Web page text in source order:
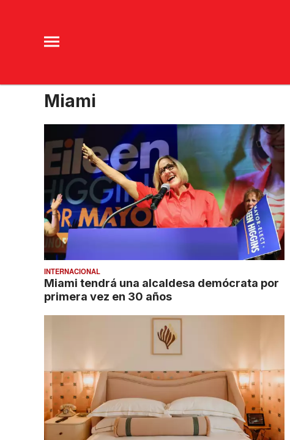
Miami
INTERNACIONAL
Miami tendrá una alcaldesa demócrata por
primera vez en 30 años